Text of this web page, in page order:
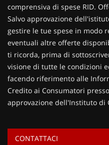
comprensiva di spese RID.
Salvo approvazione
gestire le tue spese in modo
eventuali altre offerte
ti ricorda, prima di
visione di tutte le condizioni
facendo riferimento alle
Credito ai Consumatori
approvazione dell'Instituto di
CONTATTACI